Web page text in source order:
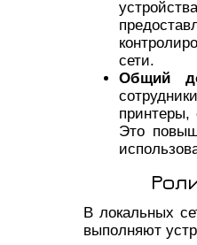
сети.
Общий
Это
В локальных
выполняют